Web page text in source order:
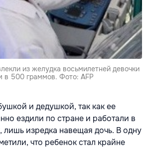
из желудка восьмилетней девочки
в 500 граммов. Фото: AFP
и дедушкой, так как ее
ездили по стране и работали в
лишь изредка навещая дочь. В одну
что ребенок стал крайне